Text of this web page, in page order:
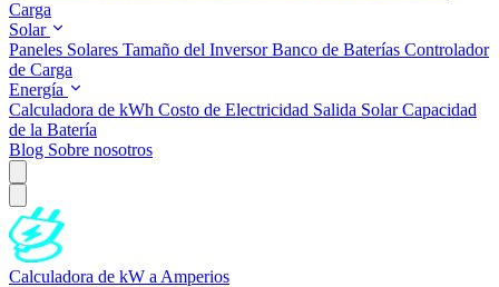
Carga
Solar
Paneles Solares Tamaño del InversorBanco de Baterías Controlador
de Carga
Energía
Calculadora de kWh Costo de Electricidad Salida SolarCapacidad
de la Batería
Blog Sobre nosotros
Calculadora de kW a Amperios